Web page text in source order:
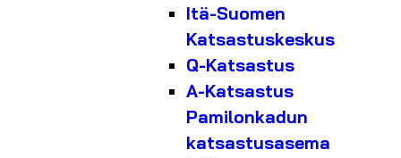
Itä-Suomen
Katsastuskeskus
Q-Katsastus
A-Katsastus
Pamilonkadun
katsastusasema